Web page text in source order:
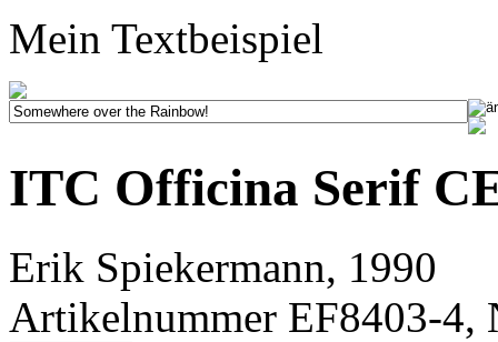
Mein Textbeispiel
ITC Officina Serif
Erik Spiekermann, 1990
Artikelnummer EF8403-4,